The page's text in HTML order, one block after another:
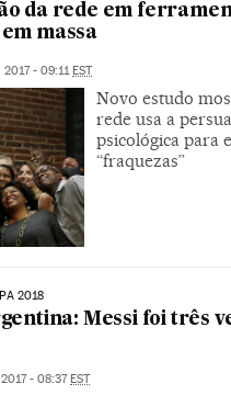
da rede em
massa
2017 - 09:11EST
Novo estudo
rede usa a
psicológica para
“fraquezas”
2018
Messi foi três
- 08:37EST